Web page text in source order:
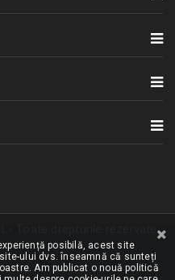
posibilă, acest site
ului dvs. înseamnă că sunteți
Am publicat o nouă politică